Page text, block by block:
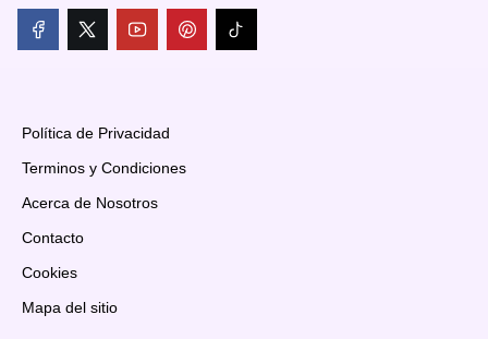
Política de Privacidad
Terminos y Condiciones
Acerca de Nosotros
Contacto
Cookies
Mapa del sitio